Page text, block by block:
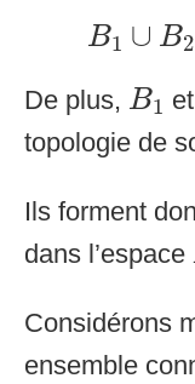
B1 ∪ B2
B 1 ∪B
De plus, B1
B1 et
topologie de
Ils forment
dans l’espace
Considérons
ensemble